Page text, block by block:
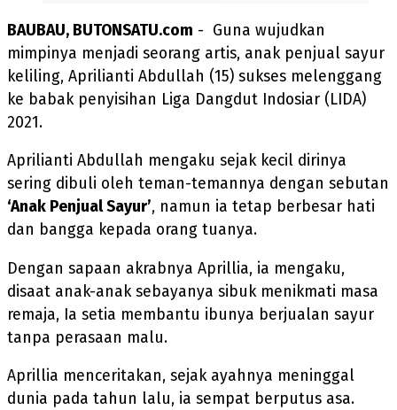
BAUBAU, BUTONSATU.com - Guna wujudkan
mimpinya menjadi seorang artis, anak penjual sayur
keliling, Aprilianti Abdullah (15) sukses melenggang
ke babak penyisihan Liga Dangdut Indosiar (LIDA)
2021.
Aprilianti Abdullah mengaku sejak kecil dirinya
sering dibuli oleh teman-temannya dengan sebutan
‘Anak Penjual Sayur’, namun ia tetap berbesar hati
dan bangga kepada orang tuanya.
Dengan sapaan akrabnya Aprillia, ia mengaku,
disaat anak-anak sebayanya sibuk menikmati masa
remaja, Ia setia membantu ibunya berjualan sayur
tanpa perasaan malu.
Aprillia menceritakan, sejak ayahnya meninggal
dunia pada tahun lalu, ia sempat berputus asa.